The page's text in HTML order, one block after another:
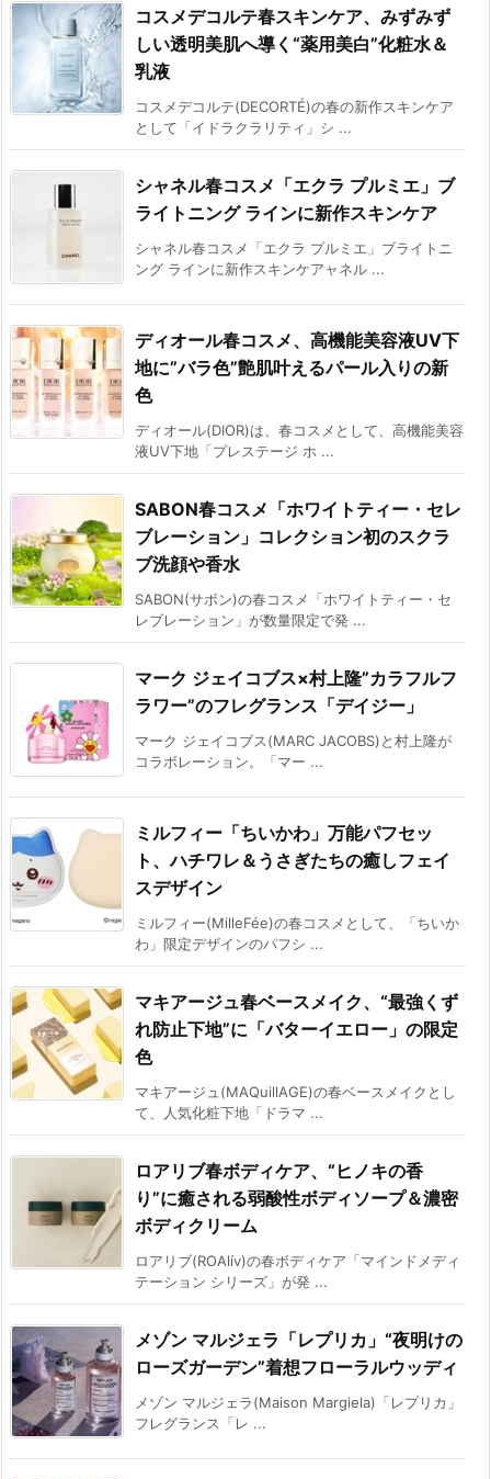
コスメデコルテ春スキンケア、みずみず
しい透明美肌へ導く“薬用美白”化粧水＆
乳液
コスメデコルテ(DECORTÉ)の春の新作スキンケア
として「イドラクラリティ」シ ...
シャネル春コスメ「エクラ プルミエ」ブ
ライトニング ラインに新作スキンケア
シャネル春コスメ「エクラ プルミエ」ブライトニ
ング ラインに新作スキンケアャネル ...
ディオール春コスメ、高機能美容液UV下
地に”バラ色”艶肌叶えるパール入りの新
色
ディオール(DIOR)は、春コスメとして、高機能美容
液UV下地「プレステージ ホ ...
SABON春コスメ「ホワイトティー・セレ
ブレーション」コレクション初のスクラ
ブ洗顔や香水
SABON(サボン)の春コスメ「ホワイトティー・セ
レブレーション」が数量限定で発 ...
マーク ジェイコブス×村上隆”カラフルフ
ラワー”のフレグランス「デイジー」
マーク ジェイコブス(MARC JACOBS)と村上隆が
コラボレーション。「マー ...
ミルフィー「ちいかわ」万能パフセッ
ト、ハチワレ＆うさぎたちの癒しフェイ
スデザイン
ミルフィー(MilleFée)の春コスメとして、「ちいか
わ」限定デザインのパフシ ...
マキアージュ春ベースメイク、“最強くず
れ防止下地”に「バターイエロー」の限定
色
マキアージュ(MAQuillAGE)の春ベースメイクとし
て、人気化粧下地「ドラマ ...
ロアリブ春ボディケア、“ヒノキの香
り”に癒される弱酸性ボディソープ＆濃密
ボディクリーム
ロアリブ(ROAlív)の春ボディケア「マインドメディ
テーション シリーズ」が発 ...
メゾン マルジェラ「レプリカ」“夜明けの
ローズガーデン”着想フローラルウッディ
メゾン マルジェラ(Maison Margiela)「レプリカ」
フレグランス「レ ...